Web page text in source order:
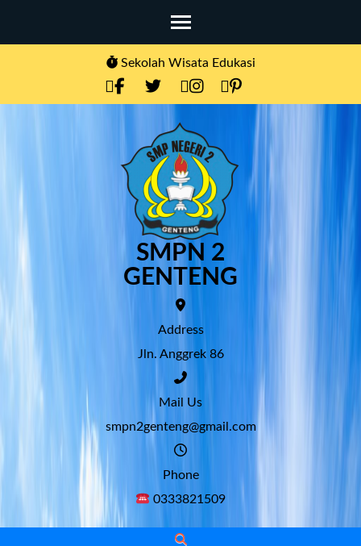
Enter)
Sekolah Wisata Edukasi
SMPN 2
GENTENG
Address
Jln. Anggrek 86
Mail Us
smpn2genteng@gmail.com
Phone
0333821509